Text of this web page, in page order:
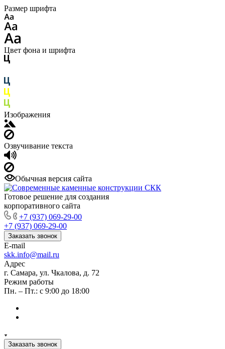
Размер шрифта
Цвет фона и шрифта
Изображения
Озвучивание текста
Обычная версия сайта
Готовое решение для создания
корпоративного сайта
+7 (937) 069-29-00
+7 (937) 069-29-00
Заказать звонок
E-mail
skk.info@mail.ru
Адрес
г. Самара, ул. Чкалова, д. 72
Режим работы
Пн. – Пт.: с 9:00 до 18:00
Заказать звонок